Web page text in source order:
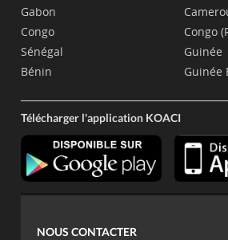
Gabon
Congo
Sénégal
Bénin
Congo
Guinée
Guinée
Télécharger l'application KOACI
NOUS CONTACTER